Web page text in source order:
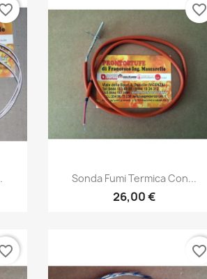
Anteprima
Sonda Fumi Termica Con...
26,00 €
favorite_border
favorite_border